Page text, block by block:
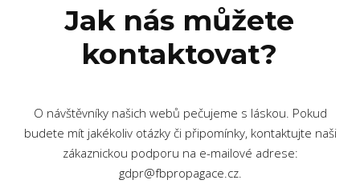
Jak nás můžete
kontaktovat?
O návštěvníky našich webů pečujeme s láskou. Pokud
budete mít jakékoliv otázky či připomínky, kontaktujte naši
zákaznickou podporu na e-mailové adrese:
gdpr@fbpropagace.cz.